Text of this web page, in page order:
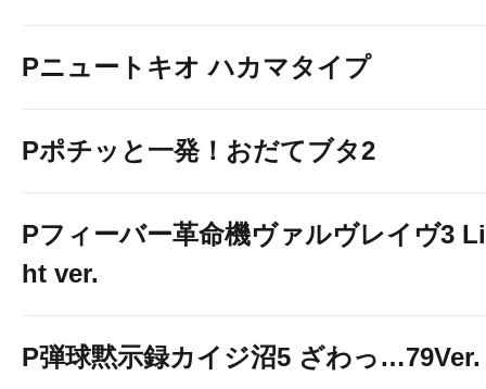
静岡県
ベガビック富士店
愛知県
ベガビック瀬戸店
ベガ
ベガビック岡崎店
岐阜県
Pニュートキオ ハカマタイプ
Pポチッと一発！おだてブタ2
Pフィーバー革命機ヴァルヴレイヴ3
ht ver.
P弾球黙示録カイジ沼5 ざわっ…79Ver.